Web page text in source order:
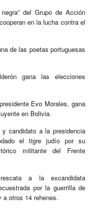
del Grupo de Acción
en la lucha contra el
de las poetas portuguesas
gana las elecciones
Evo Morales, gana
en Bolivia.
candidato a la presidencia
el tigre judío por su
militante del Frente
a la excandidata
por la guerrilla de
a otros 14 rehenes.